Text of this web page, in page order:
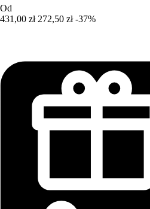
Od
431,00 zł 272,50 zł -37%